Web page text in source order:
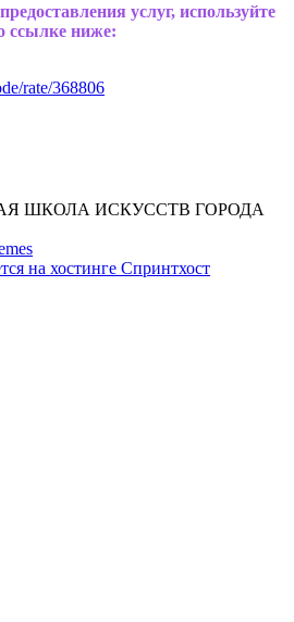
услуг, используйте
ссылке ниже:
rate/368806
ШКОЛА ИСКУССТВ ГОРОДА
на хостинге Спринтхост